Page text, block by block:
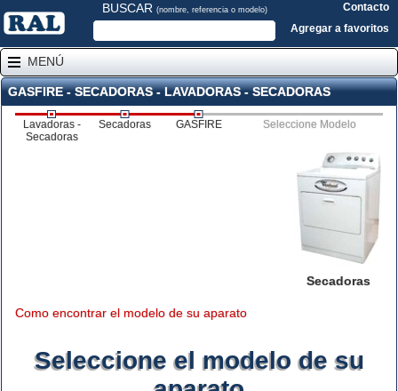
BUSCAR (nombre, referencia o modelo)
Contacto
Agregar a favoritos
MENÚ
GASFIRE - SECADORAS - LAVADORAS - SECADORAS
Lavadoras -
Secadoras
Secadoras GASFIRE Seleccione Modelo
Secadoras
Como encontrar el modelo de su aparato
Seleccione el modelo de su